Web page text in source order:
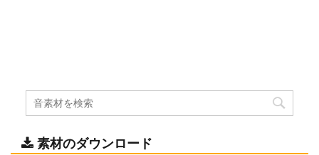
素材のダウンロード